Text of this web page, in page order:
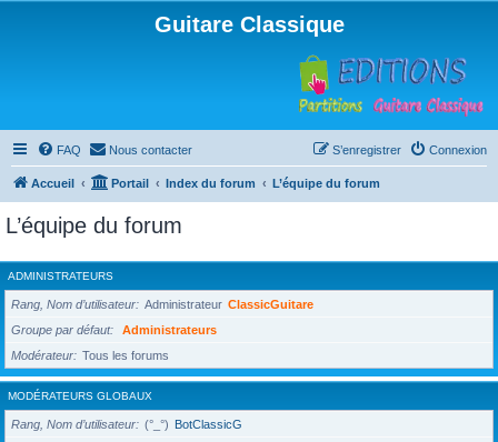
Guitare Classique
FAQ Nous contacter Connexion
S’enregistrer
Accueil Portail Index du forum L’équipe du forum
L’équipe du forum
ADMINISTRATEURS
Rang, Nom d’utilisateur Administrateur ClassicGuitare
Groupe par défaut
Administrateurs
Modérateur
Tous les forums
MODÉRATEURS GLOBAUX
Rang, Nom d’utilisateur (°_°) BotClassicG